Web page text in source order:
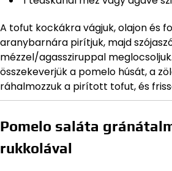
A tofut kockákra vágjuk, olajon és
aranybarnára pirítjuk, majd
mézzel/agassziruppal
összekeverjük a pomelo húsát, a
ráhalmozzuk a pirított tofut, és
Pomelo saláta
rukkolával